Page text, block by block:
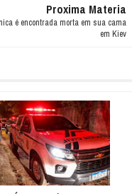
Proxima Materia
é encontrada morta em sua cama
em Kiev